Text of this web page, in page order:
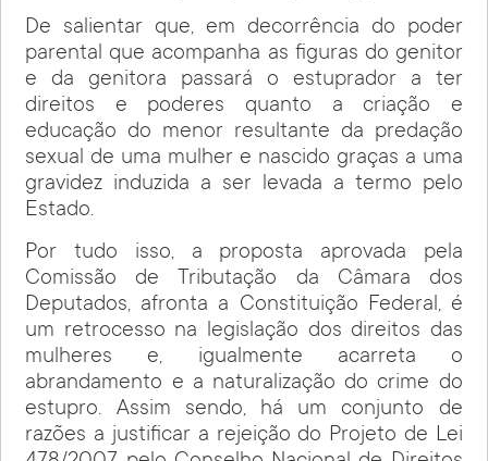
De salientar que, em decorrência do poder
parental que acompanha as figuras do genitor
e da genitora passará o estuprador a ter
direitos e poderes quanto a criação e
educação do menor resultante da predação
sexual de uma mulher e nascido graças a uma
gravidez induzida a ser levada a termo pelo
Estado.
Por tudo isso, a proposta aprovada pela
Comissão de Tributação da Câmara dos
Deputados, afronta a Constituição Federal, é
um retrocesso na legislação dos direitos das
mulheres e, igualmente acarreta o
abrandamento e a naturalização do crime do
estupro. Assim sendo, há um conjunto de
razões a justificar a rejeição do Projeto de Lei